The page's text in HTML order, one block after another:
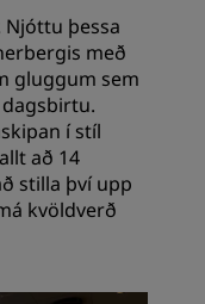
þessa
með
gluggum sem
í stíl
að 14
stilla því upp
kvöldverð